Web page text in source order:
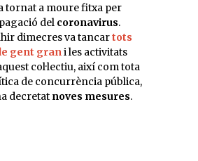
tornat a moure fitxa per
del coronavirus.
dimecres va tancartots
gent gran i les activitats
col·lectiu, així com tota
de concurrència pública,
decretat noves mesures.